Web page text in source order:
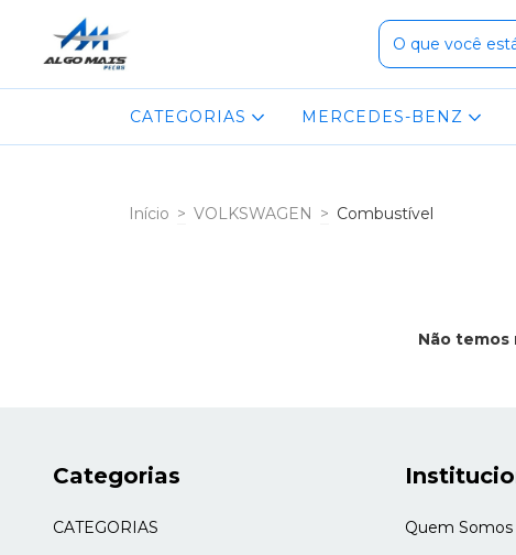
CATEGORIAS MERCEDES-BENZ
Início > VOLKSWAGEN > Combustível
Não
Categorias
CATEGORIAS Quem Somos